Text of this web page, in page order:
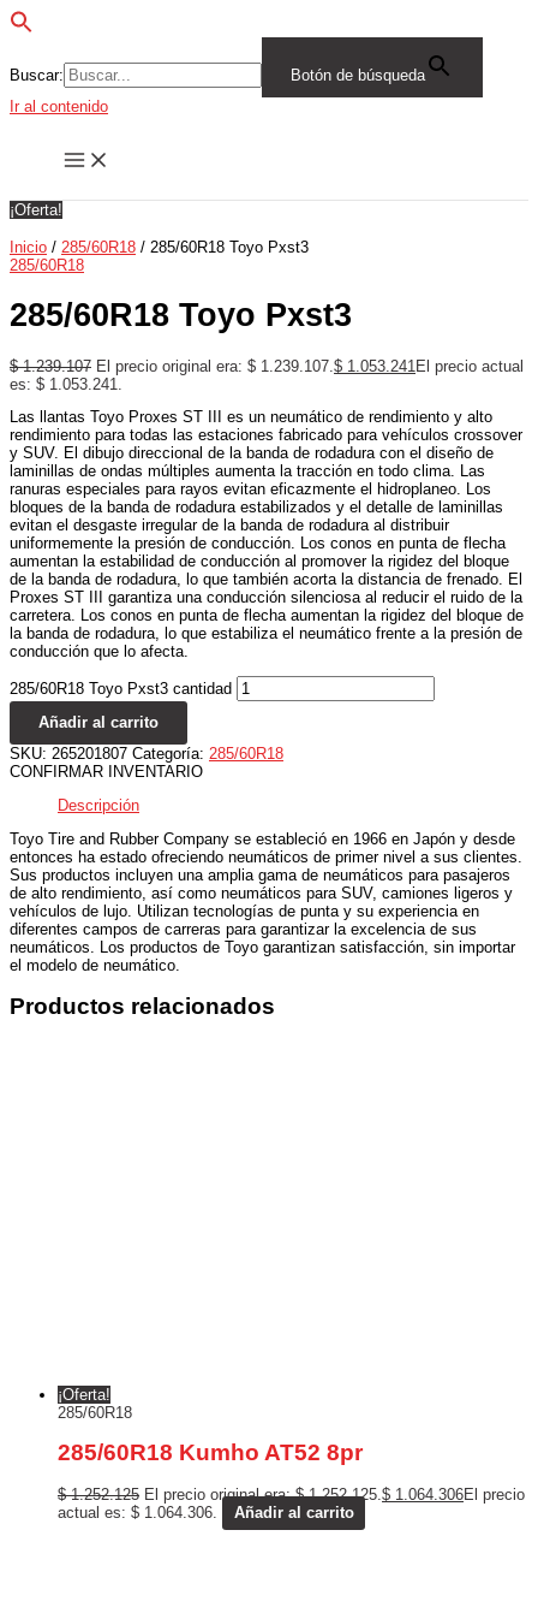
Buscar:
Botón de búsqueda
Ir al contenido
¡Oferta!
Inicio / 285/60R18 / 285/60R18 Toyo Pxst3
285/60R18
285/60R18 Toyo Pxst3
$1.239.107 El precio original era: $ 1.239.107. $ 1.053.241 El precio actual
es: $ 1.053.241.
Las llantas Toyo Proxes ST III es un neumático de rendimiento y alto
rendimiento para todas las estaciones fabricado para vehículos crossover
y SUV. El dibujo direccional de la banda de rodadura con el diseño de
laminillas de ondas múltiples aumenta la tracción en todo clima. Las
ranuras especiales para rayos evitan eficazmente el hidroplaneo. Los
bloques de la banda de rodadura estabilizados y el detalle de laminillas
evitan el desgaste irregular de la banda de rodadura al distribuir
uniformemente la presión de conducción. Los conos en punta de flecha
aumentan la estabilidad de conducción al promover la rigidez del bloque
de la banda de rodadura, lo que también acorta la distancia de frenado. El
Proxes ST III garantiza una conducción silenciosa al reducir el ruido de la
carretera. Los conos en punta de flecha aumentan la rigidez del bloque de
la banda de rodadura, lo que estabiliza el neumático frente a la presión de
conducción que lo afecta.
285/60R18 Toyo Pxst3 cantidad
Añadir al carrito
SKU: 265201807 Categoría: 285/60R18
CONFIRMAR INVENTARIO
Descripción
Toyo Tire and Rubber Company se estableció en 1966 en Japón y desde
entonces ha estado ofreciendo neumáticos de primer nivel a sus clientes.
Sus productos incluyen una amplia gama de neumáticos para pasajeros
de alto rendimiento, así como neumáticos para SUV, camiones ligeros y
vehículos de lujo. Utilizan tecnologías de punta y su experiencia en
diferentes campos de carreras para garantizar la excelencia de sus
neumáticos. Los productos de Toyo garantizan satisfacción, sin importar
el modelo de neumático.
Productos relacionados
¡Oferta!
285/60R18
285/60R18 Kumho AT52 8pr
$1.252.125 El precio original era: $ 1.252.125.$ 1.064.306El precio
actual es: $ 1.064.306.
Añadir al carrito